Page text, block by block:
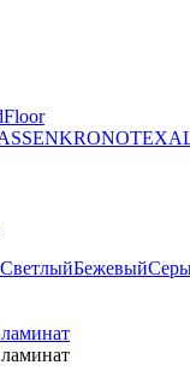
Floor
KRONOTEX
СветлыйБежевый